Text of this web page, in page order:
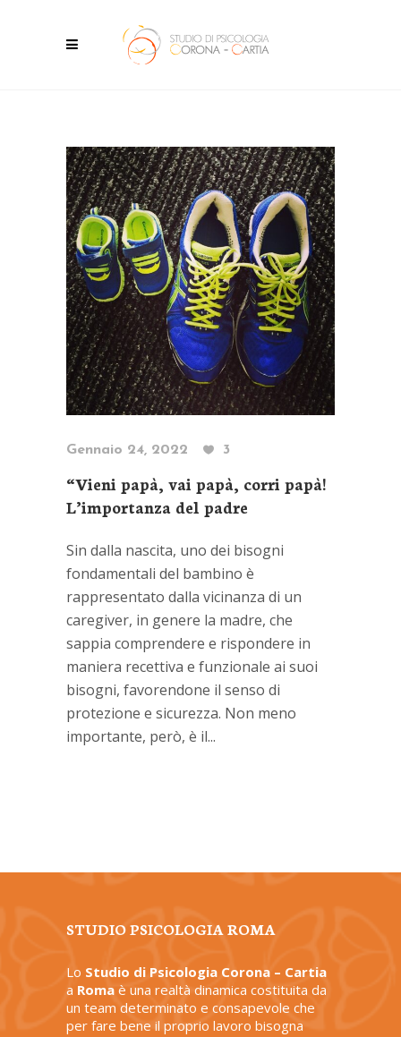
Gennaio 24, 2022 3
“Vieni papà, vai papà, corri papà!
L’importanza del padre
Sin dalla nascita, uno dei bisogni
fondamentali del bambino è
rappresentato dalla vicinanza di un
caregiver, in genere la madre, che
sappia comprendere e rispondere in
maniera recettiva e funzionale ai suoi
bisogni, favorendone il senso di
protezione e sicurezza. Non meno
importante, però, è il...
STUDIO PSICOLOGIA ROMA
Lo Studio di Psicologia Corona – Cartia
a Roma è una realtà dinamica costituita da
un team determinato e consapevole che
per fare bene il proprio lavoro bisogna